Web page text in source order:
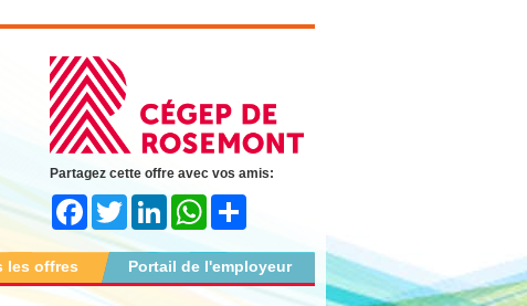
Partagez cette offre avec vos amis:
FacebookTwitter LinkedInWhatsApp
Portail de l'employeur
les offres